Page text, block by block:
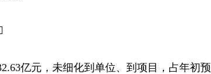
亿元，未细化到单位、到项目，占年初预